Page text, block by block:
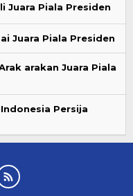
Juara Piala Presiden
Juara Piala Presiden
arakan Juara Piala
Persija